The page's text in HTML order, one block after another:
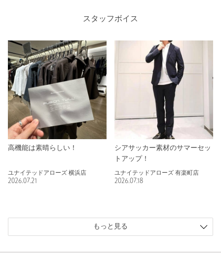
スタッフボイス
高機能は素晴らしい！
ユナイテッドアローズ 横浜店
2026.07.21
シアサッカー素材のサマーセッ
トアップ！
ユナイテッドアローズ 有楽町店
2026.07.18
もっと見る